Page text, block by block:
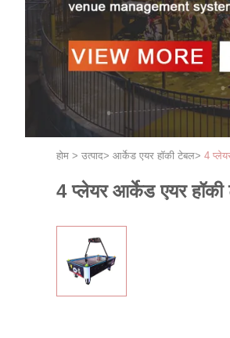
होम > उत्पाद> आर्केड एयर हॉकी टेबल> 4
4 प्लेयर आर्केड एयर